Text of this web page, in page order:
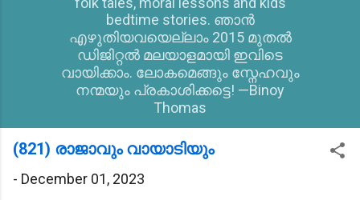
bedtime stories. ഞാൻ
എഴുതിയവയെല്ലാം 2015 മുതൽ
ഡിജിറ്റൽ മലയാളമായി ഇവിടെ
വായിക്കാം. ലോകമെങ്ങും സ്നേഹവും
നന്മയും പ്രകാശിക്കട്ടെ! —Binoy
Thomas
(821) രാജാവും വായാടിയും
- December 01, 2023